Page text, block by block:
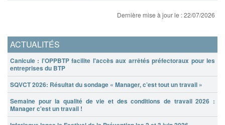
Dernière mise à jour le : 22/07/2026
ACTUALITÉS
Canicule : l'OPPBTP facilite l'accès aux arrêtés préfectoraux pour les
entreprises du BTP
SQVCT 2026: Résultat du sondage « Manager, c’est tout un travail »
Semaine pour la qualité de vie et des conditions de travail 2026 :
Manager c'est un travail !